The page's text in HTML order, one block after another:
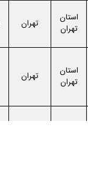
استان
تهران
تهران
استان
تهران
تهران